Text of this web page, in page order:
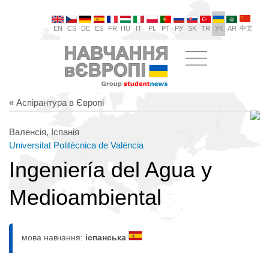
EN CS DE ES FR HU IT PL PT РУ SK TR УК AR 中文
« Аспірантура в Європі
Валенсія, Іспанія
Universitat Politècnica de València
Ingeniería del Agua y
Medioambiental
мова навчання: іспанська